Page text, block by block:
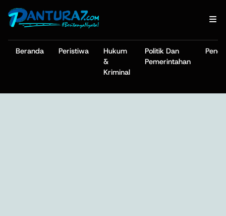
Beranda Peristiwa
Hukum
&
Kriminal
Politik Dan
Pemerintahan